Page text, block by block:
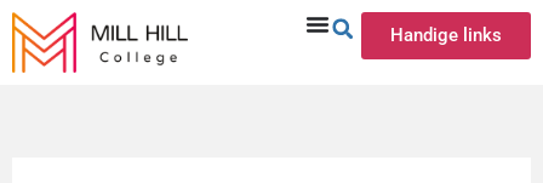
Handige links